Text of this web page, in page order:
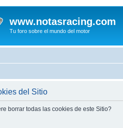
www.notasracing.com
Tu foro sobre el mundo del motor
del Sitio
borrar todas las cookies de este Sitio?